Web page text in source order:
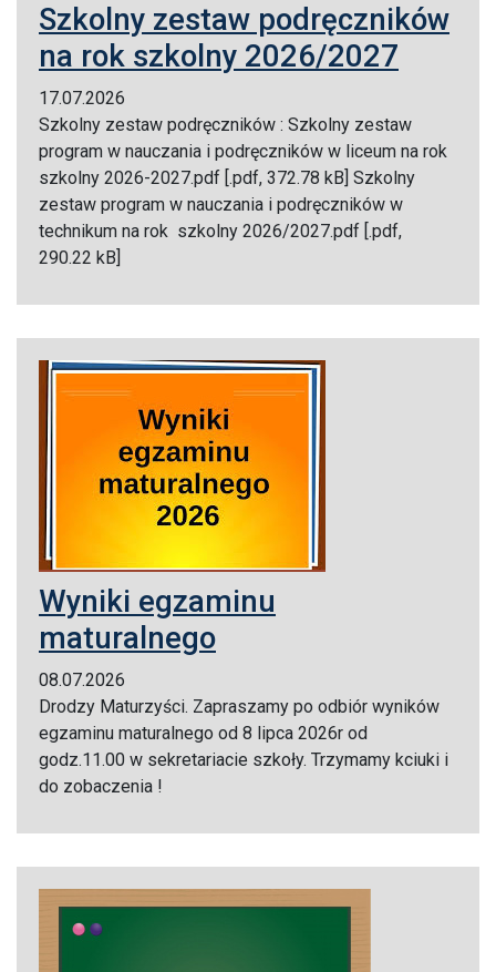
Szkolny zestaw podręczników
na rok szkolny 2026/2027
17.07.2026
Szkolny zestaw podręczników : Szkolny zestaw
program w nauczania i podręczników w liceum na rok
szkolny 2026-2027.pdf [.pdf, 372.78 kB] Szkolny
zestaw program w nauczania i podręczników w
technikum na rok szkolny 2026/2027.pdf [.pdf,
290.22 kB]
Wyniki egzaminu
maturalnego
08.07.2026
Drodzy Maturzyści. Zapraszamy po odbiór wyników
egzaminu maturalnego od 8 lipca 2026r od
godz.11.00 w sekretariacie szkoły. Trzymamy kciuki i
do zobaczenia !